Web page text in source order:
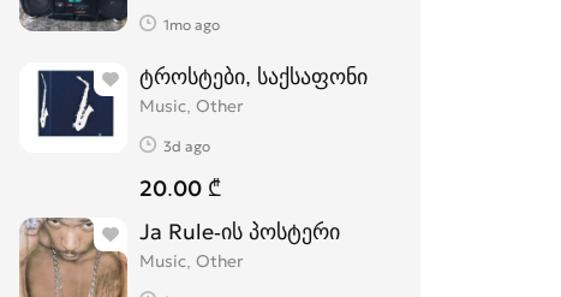
1mo ago
ტროსტები, საქსაფონი
Music, Other
3d ago
20.00 ₾
Ja Rule-ის პოსტერი
Music, Other